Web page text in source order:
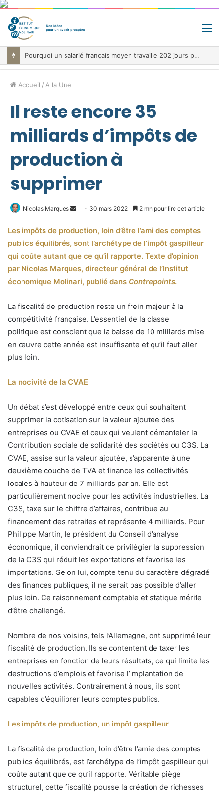
Pourquoi un salarié français moyen travaille 202 jours par an pour financer impôts et cotisations, un record dans toute l’Union européenne
Accueil / A la Une
Il reste encore 35
milliards d’impôts de
production à
supprimer
Nicolas Marques
Envoyer
courriel
30 mars 2022 2 mn pour lire cet article
Les impôts de production, loin d’être l’ami des comptes
publics équilibrés, sont l’archétype de l’impôt gaspilleur
qui coûte autant que ce qu’il rapporte. Texte d’opinion
par Nicolas Marques, directeur général de l’Institut
économique Molinari, publié dans Contrepoints.
La fiscalité de production reste un frein majeur à la
compétitivité française. L’essentiel de la classe
politique est conscient que la baisse de 10 milliards mise
en œuvre cette année est insuffisante et qu’il faut aller
plus loin.
La nocivité de la CVAE
Un débat s’est développé entre ceux qui souhaitent
supprimer la cotisation sur la valeur ajoutée des
entreprises ou CVAE et ceux qui veulent démanteler la
Contribution sociale de solidarité des sociétés ou C3S. La
CVAE, assise sur la valeur ajoutée, s’apparente à une
deuxième couche de TVA et finance les collectivités
locales à hauteur de 7 milliards par an. Elle est
particulièrement nocive pour les activités industrielles. La
C3S, taxe sur le chiffre d’affaires, contribue au
financement des retraites et représente 4 milliards. Pour
Philippe Martin, le président du Conseil d’analyse
économique, il conviendrait de privilégier la suppression
de la C3S qui réduit les exportations et favorise les
importations. Selon lui, compte tenu du caractère dégradé
des finances publiques, il ne serait pas possible d’aller
plus loin. Ce raisonnement comptable et statique mérite
d’être challengé.
Nombre de nos voisins, tels l’Allemagne, ont supprimé leur
fiscalité de production. Ils se contentent de taxer les
entreprises en fonction de leurs résultats, ce qui limite les
destructions d’emplois et favorise l’implantation de
nouvelles activités. Contrairement à nous, ils sont
capables d’équilibrer leurs comptes publics.
Les impôts de production, un impôt gaspilleur
La fiscalité de production, loin d’être l’amie des comptes
publics équilibrés, est l’archétype de l’impôt gaspilleur qui
coûte autant que ce qu’il rapporte. Véritable piège
structurel, cette fiscalité pousse la création de richesses